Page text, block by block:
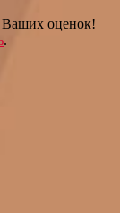
Ваших оценок!
.